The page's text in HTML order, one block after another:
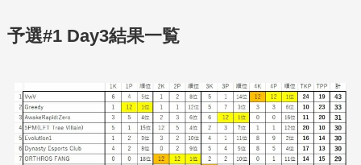
予選#1 Day3結果一覧